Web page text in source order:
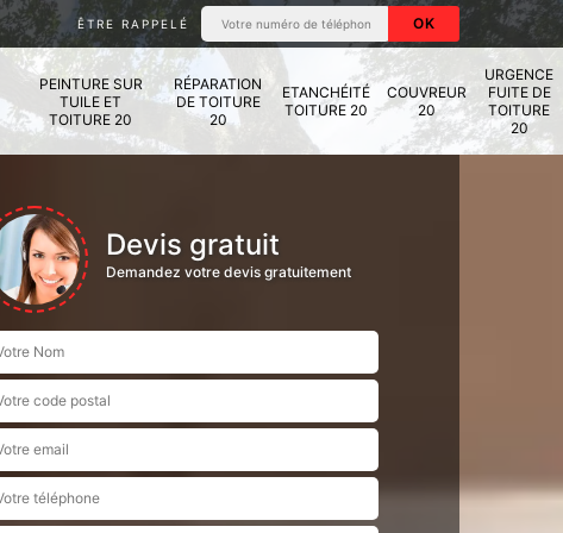
ÊTRE RAPPELÉ
PEINTURE SUR
TUILE ET
TOITURE 20
RÉPARATION
DE TOITURE
20
ETANCHÉITÉ
TOITURE 20
COUVREUR
20
URGENCE
FUITE DE
TOITURE
20
Devis gratuit
Demandez votre devis gratuitement